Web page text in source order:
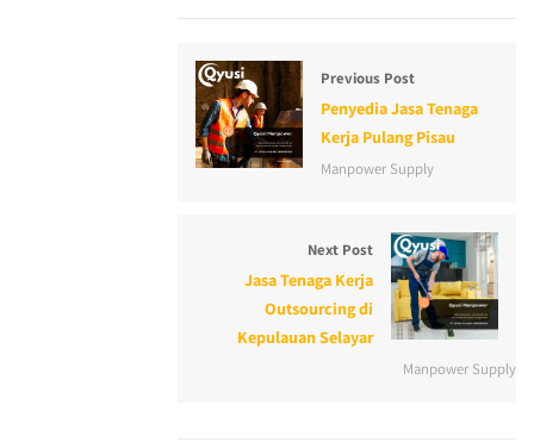
Previous Post
Penyedia Jasa Tenaga
Kerja Pulang Pisau
Manpower Supply
Next Post
Jasa Tenaga Kerja
Outsourcing di
Kepulauan Selayar
Manpower Supply